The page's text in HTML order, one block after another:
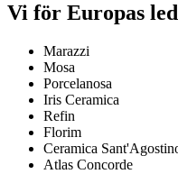
Vi för Europas
Marazzi
Mosa
Porcelanosa
Iris Ceramica
Refin
Florim
Ceramica
Atlas Concorde